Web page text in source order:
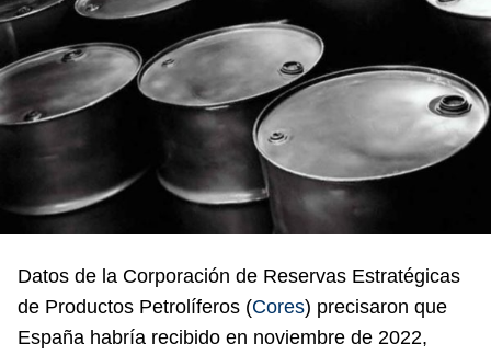
Datos de la Corporación de Reservas Estratégicas
de Productos Petrolíferos (Cores) precisaron que
España habría recibido en noviembre de 2022,